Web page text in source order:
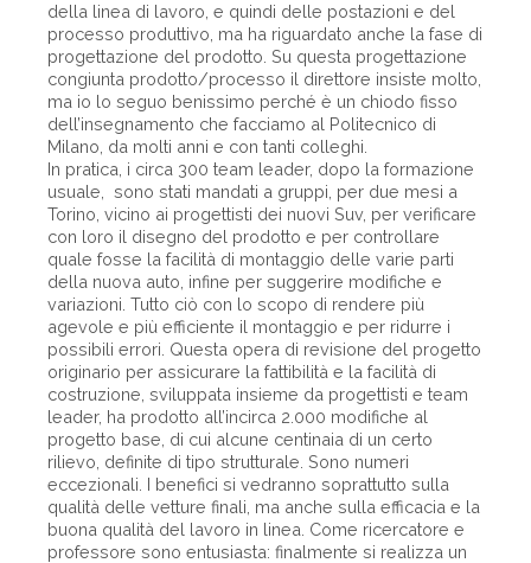
della linea di lavoro, e quindi delle postazioni e del
processo produttivo, ma ha riguardato anche la fase di
progettazione del prodotto. Su questa progettazione
congiunta prodotto/processo il direttore insiste molto,
ma io lo seguo benissimo perché è un chiodo fisso
dell’insegnamento che facciamo al Politecnico di
Milano, da molti anni e con tanti colleghi.
In pratica, i circa 300 team leader, dopo la formazione
usuale, sono stati mandati a gruppi, per due mesi a
Torino, vicino ai progettisti dei nuovi Suv, per verificare
con loro il disegno del prodotto e per controllare
quale fosse la facilità di montaggio delle varie parti
della nuova auto, infine per suggerire modifiche e
variazioni. Tutto ciò con lo scopo di rendere più
agevole e più efficiente il montaggio e per ridurre i
possibili errori. Questa opera di revisione del progetto
originario per assicurare la fattibilità e la facilità di
costruzione, sviluppata insieme da progettisti e team
leader, ha prodotto all’incirca 2.000 modifiche al
progetto base, di cui alcune centinaia di un certo
rilievo, definite di tipo strutturale. Sono numeri
eccezionali. I benefici si vedranno soprattutto sulla
qualità delle vetture finali, ma anche sulla efficacia e la
buona qualità del lavoro in linea. Come ricercatore e
professore sono entusiasta: finalmente si realizza un